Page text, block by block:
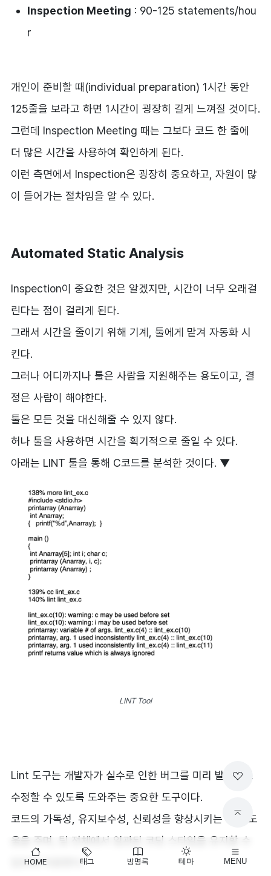
HOME 태그 방명록 테마 MENU
Inspection Meeting : 90-125 statements/hou
r
개인이 준비할 때(individual preparation) 1시간 동안
125줄을 보라고 하면 1시간이 굉장히 길게 느껴질 것이다.
그런데 Inspection Meeting 때는 그보다 코드 한 줄에
더 많은 시간을 사용하여 확인하게 된다.
이런 측면에서 Inspection은 굉장히 중요하고, 자원이 많
이 들어가는 절차임을 알 수 있다.
Automated Static Analysis
Inspection이 중요한 것은 알겠지만, 시간이 너무 오래걸
린다는 점이 걸리게 된다.
그래서 시간을 줄이기 위해 기계, 툴에게 맡겨 자동화 시
킨다.
그러나 어디까지나 툴은 사람을 지원해주는 용도이고, 결
정은 사람이 해야한다.
툴은 모든 것을 대신해줄 수 있지 않다.
허나 툴을 사용하면 시간을 획기적으로 줄일 수 있다.
아래는 LINT 툴을 통해 C코드를 분석한 것이다. ▼
LINT Tool
Lint 도구는 개발자가 실수로 인한 버그를 미리 발견하고
수정할 수 있도록 도와주는 중요한 도구이다.
코드의 가독성, 유지보수성, 신뢰성을 향상시키는 데에 도
움을 주며, 팀 전체에서 일관된 코딩 스타일을 유지할 수
있도록 지원한다.